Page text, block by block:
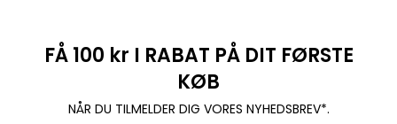
FÅ 100 kr I RABAT PÅ DIT FØRSTE
KØB
NÅR DU TILMELDER DIG VORES NYHEDSBREV*.